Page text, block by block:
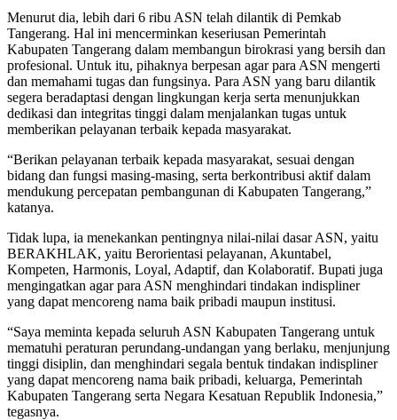
Menurut dia, lebih dari 6 ribu ASN telah dilantik di Pemkab
Tangerang. Hal ini mencerminkan keseriusan Pemerintah
Kabupaten Tangerang dalam membangun birokrasi yang bersih dan
profesional. Untuk itu, pihaknya berpesan agar para ASN mengerti
dan memahami tugas dan fungsinya. Para ASN yang baru dilantik
segera beradaptasi dengan lingkungan kerja serta menunjukkan
dedikasi dan integritas tinggi dalam menjalankan tugas untuk
memberikan pelayanan terbaik kepada masyarakat.
“Berikan pelayanan terbaik kepada masyarakat, sesuai dengan
bidang dan fungsi masing-masing, serta berkontribusi aktif dalam
mendukung percepatan pembangunan di Kabupaten Tangerang,”
katanya.
Tidak lupa, ia menekankan pentingnya nilai-nilai dasar ASN, yaitu
BERAKHLAK, yaitu Berorientasi pelayanan, Akuntabel,
Kompeten, Harmonis, Loyal, Adaptif, dan Kolaboratif. Bupati juga
mengingatkan agar para ASN menghindari tindakan indispliner
yang dapat mencoreng nama baik pribadi maupun institusi.
“Saya meminta kepada seluruh ASN Kabupaten Tangerang untuk
mematuhi peraturan perundang-undangan yang berlaku, menjunjung
tinggi disiplin, dan menghindari segala bentuk tindakan indispliner
yang dapat mencoreng nama baik pribadi, keluarga, Pemerintah
Kabupaten Tangerang serta Negara Kesatuan Republik Indonesia,”
tegasnya.